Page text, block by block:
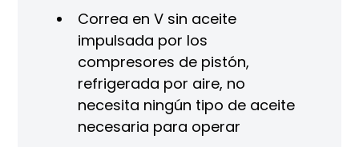
Correa en V sin aceite
impulsada por los
compresores de pistón,
refrigerada por aire, no
necesita ningún tipo de aceite
necesaria para operar